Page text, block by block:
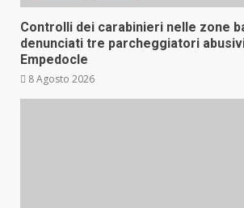
Controlli dei carabinieri nelle zone
denunciati tre parcheggiatori
Empedocle
8 Agosto 2026